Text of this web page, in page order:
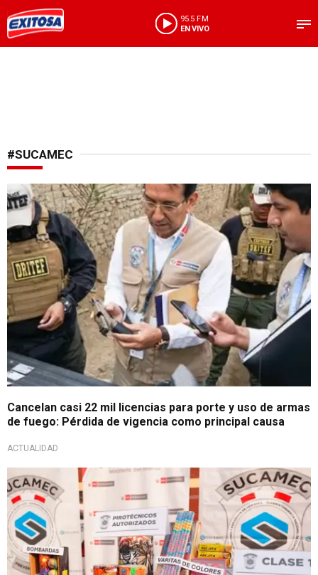
95.5 FM
EN VIVO
#SUCAMEC
Entre 2025 y 2026
Cancelan casi 22 mil licencias para porte y uso de armas
de fuego: Pérdida de vigencia como principal causa
ACTUALIDAD
A celebrar con seguridad